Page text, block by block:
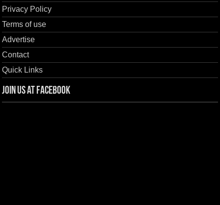
Privacy Policy
Terms of use
Advertise
Contact
Quick Links
Join us at Facebook